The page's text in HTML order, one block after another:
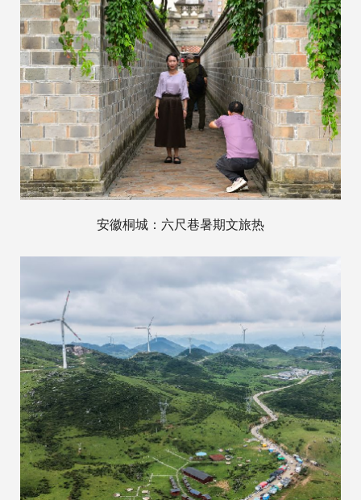
安徽桐城：六尺巷暑期文旅热